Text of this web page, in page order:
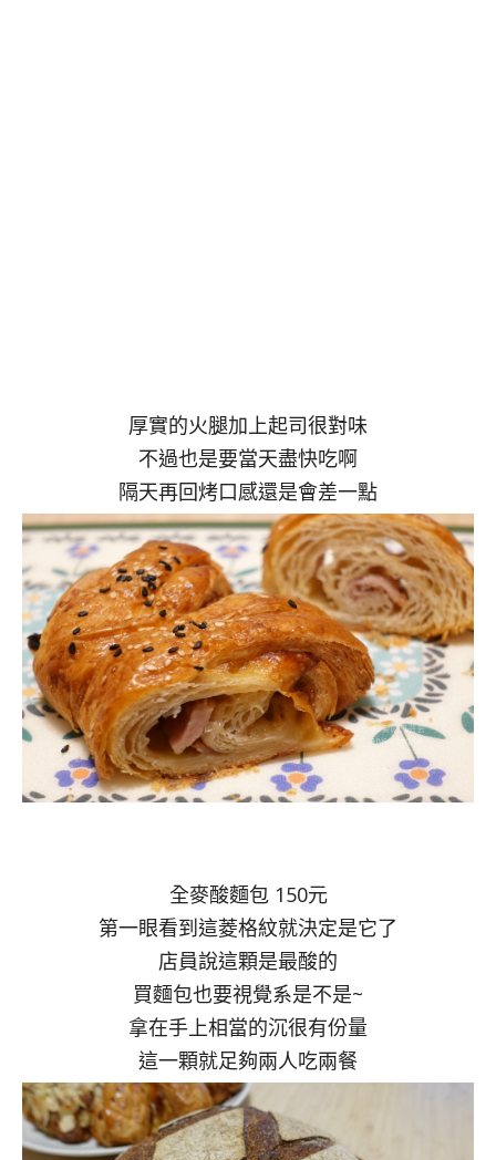
厚實的火腿加上起司很對味
不過也是要當天盡快吃啊
隔天再回烤口感還是會差一點
全麥酸麵包 150元
第一眼看到這菱格紋就決定是它了
店員說這顆是最酸的
買麵包也要視覺系是不是~
拿在手上相當的沉很有份量
這一顆就足夠兩人吃兩餐